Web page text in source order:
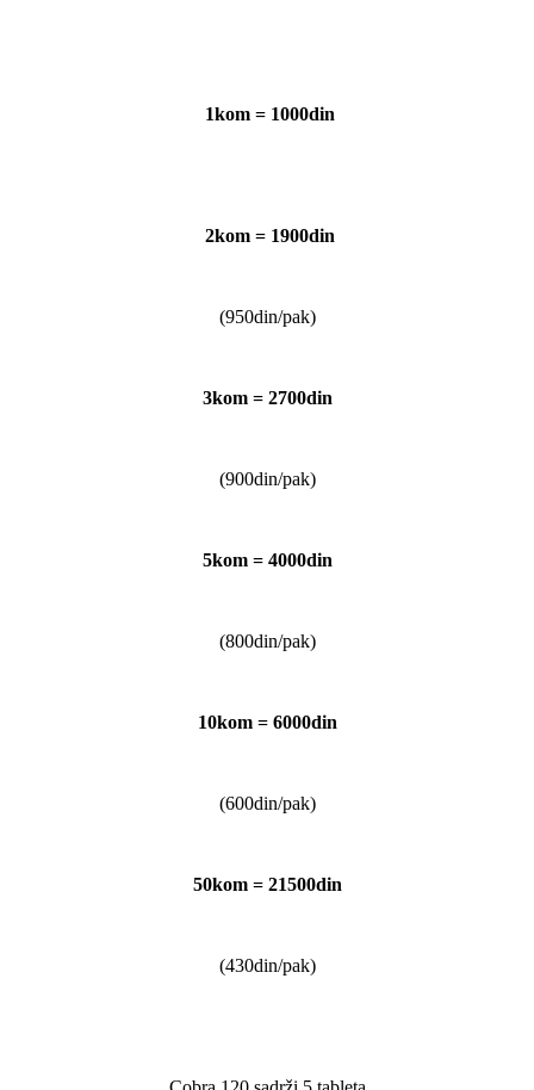
1kom = 1000din
2kom = 1900din
(950din/pak)
3kom = 2700din
(900din/pak)
5kom = 4000din
(800din/pak)
10kom = 6000din
(600din/pak)
50kom = 21500din
(430din/pak)